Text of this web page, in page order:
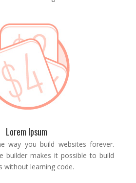
Lorem Ipsum
way you build websites forever.
builder makes it possible to build
without learning code.